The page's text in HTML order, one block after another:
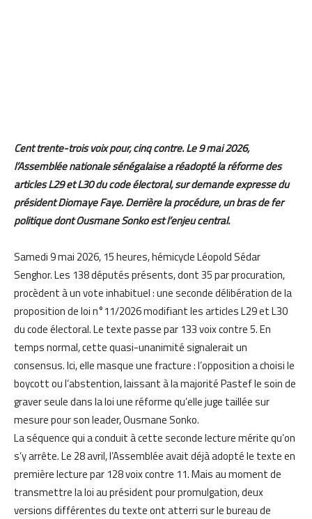
Cent trente-trois voix pour, cinq contre. Le 9 mai 2026,
l’Assemblée nationale sénégalaise a réadopté la réforme des
articles L29 et L30 du code électoral, sur demande expresse du
président Diomaye Faye. Derrière la procédure, un bras de fer
politique dont Ousmane Sonko est l’enjeu central.
Samedi 9 mai 2026, 15 heures, hémicycle Léopold Sédar
Senghor. Les 138 députés présents, dont 35 par procuration,
procèdent à un vote inhabituel : une seconde délibération de la
proposition de loi n°11/2026 modifiant les articles L29 et L30
du code électoral. Le texte passe par 133 voix contre 5. En
temps normal, cette quasi-unanimité signalerait un
consensus. Ici, elle masque une fracture : l’opposition a choisi le
boycott ou l’abstention, laissant à la majorité Pastef le soin de
graver seule dans la loi une réforme qu’elle juge taillée sur
mesure pour son leader, Ousmane Sonko.
La séquence qui a conduit à cette seconde lecture mérite qu’on
s’y arrête. Le 28 avril, l’Assemblée avait déjà adopté le texte en
première lecture par 128 voix contre 11. Mais au moment de
transmettre la loi au président pour promulgation, deux
versions différentes du texte ont atterri sur le bureau de